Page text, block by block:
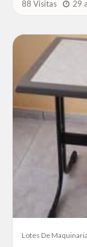
88 Visitas 29
Lotes De